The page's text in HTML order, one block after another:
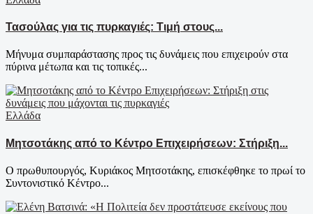
Τασούλας για τις πυρκαγιές: Τιμή στους...
Μήνυμα συμπαράστασης προς τις δυνάμεις που επιχειρούν στα
πύρινα μέτωπα και τις τοπικές...
Ελλάδα
Μητσοτάκης από το Κέντρο Επιχειρήσεων: Στήριξη...
Ο πρωθυπουργός, Κυριάκος Μητσοτάκης, επισκέφθηκε το πρωί το
Συντονιστικό Κέντρο...